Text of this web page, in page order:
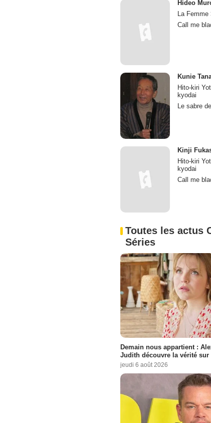
Hideo
La Femme
Call me
Kunie
Hito-kiri
kyodai
Le sabre
Kinji
Hito-kiri
kyodai
Call me
Toutes les actus
Séries
Demain nous appartient :
Judith découvre la vérité sur
jeudi 6 août 2026